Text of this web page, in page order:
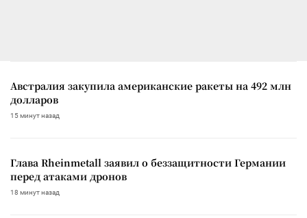
Австралия закупила американские ракеты на 492 млн
долларов
15 минут назад
Глава Rheinmetall заявил о беззащитности Германии
перед атаками дронов
18 минут назад